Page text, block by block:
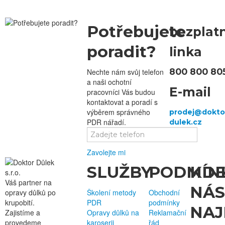
Potřebujete
poradit?
Nechte nám svůj telefon
a naši ochotní
pracovníci Vás budou
kontaktovat a poradí s
výběrem správného
PDR nářadí.
Zavolejte mi
linka
800 800
E-mail
Váš partner na
opravy důlků po
krupobití.
Zajistíme a
provedeme
SLUŽBY
Školení metody
PDR
Opravy důlků na
karoserii
Obchodní
podmínky
Reklamační
řád
KDE
NÁS